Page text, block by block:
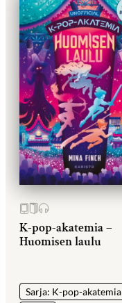
K-pop-akatemia –
Huomisen laulu
Sarja: K-pop-akatemia